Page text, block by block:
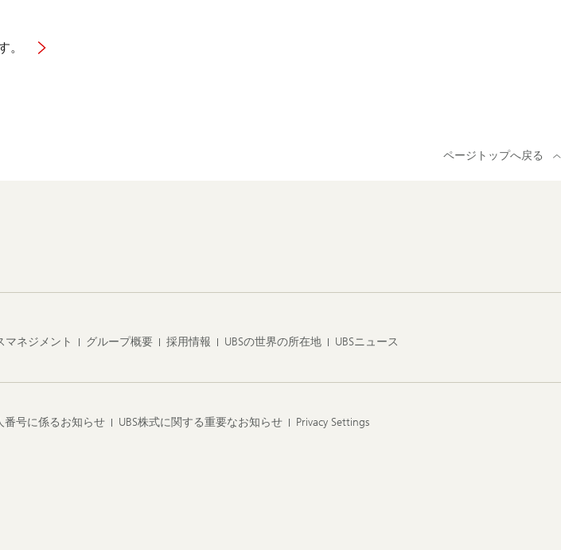
。
ページトップへ戻る
マネジメント グループ概要 採用情報 UBSの世界の所在地 UBSニュース
番号に係るお知らせ UBS株式に関する重要なお知らせ Privacy Settings